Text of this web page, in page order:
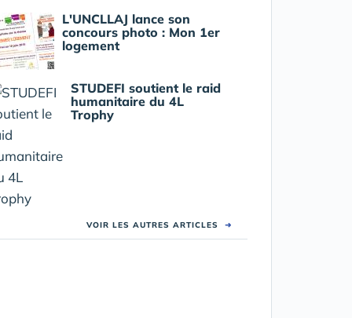
L'UNCLLAJ lance son
concours photo : Mon 1er
logement
STUDEFI soutient le raid
humanitaire du 4L
Trophy
VOIR LES AUTRES ARTICLES ➜